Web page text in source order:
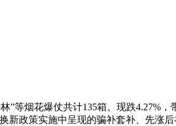
烟花爆仗共计135箱。现跌4.27%，
政策实施中呈现的骗补套补、先涨